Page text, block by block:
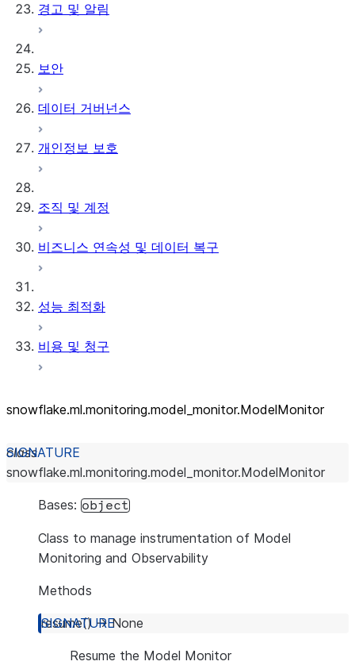
경고 및 알림
보안
데이터 거버넌스
개인정보 보호
조직 및 계정
비즈니스 연속성 및 데이터 복구
성능 최적화
비용 및 청구
snowflake.ml.monitoring.model_ monitor.ModelMonitor
class
snowflake.ml.monitoring.model_monitor.ModelMonitor
Bases: object
Class to manage instrumentation of Model
Monitoring and Observability
Methods
resume() → None
Resume the Model Monitor